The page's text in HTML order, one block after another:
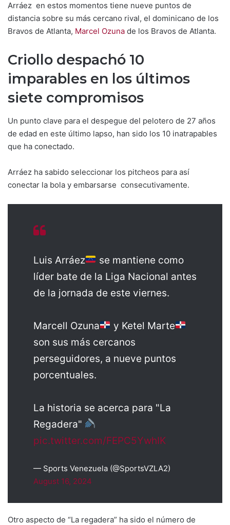
Arráez en estos momentos tiene nueve puntos de
distancia sobre su más cercano rival, el dominicano de los
Bravos de Atlanta, Marcel Ozuna de los Bravos de Atlanta.
Criollo despachó 10
imparables en los últimos
siete compromisos
Un punto clave para el despegue del pelotero de 27 años
de edad en este último lapso, han sido los 10 inatrapables
que ha conectado.
Arráez ha sabido seleccionar los pitcheos para así
conectar la bola y embarsarse consecutivamente.
Luis Arráez
se mantiene como
líder bate de la Liga Nacional antes
de la jornada de este viernes.
Marcell Ozuna
y Ketel Marte
son sus más cercanos
perseguidores, a nueve puntos
porcentuales.
La historia se acerca para "La
Regadera"
pic.twitter.com/FEPC5YwhIK
— Sports Venezuela (@SportsVZLA2)
August 16, 2024
Otro aspecto de “La regadera” ha sido el número de